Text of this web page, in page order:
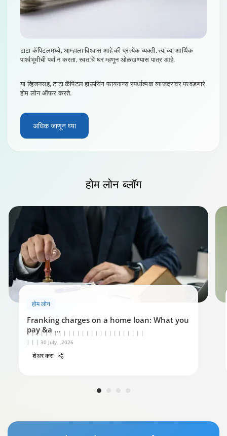
टाटा कॅपिटलमध्ये, आम्हाला विश्वास आहे की प्रत्येक व्यक्ती, त्यांच्या आर्थिक
पार्श्वभूमीची पर्वा न करता, स्वत:चे घर म्हणून ओळखण्यास पात्र आहे.
या व्हिजनसह, टाटा कॅपिटल हाऊसिंग फायनान्स स्पर्धात्मक व्याजदरावर परवडणारे
होम लोन ऑफर करते.
अधिक जाणून घ्या
होम लोनब्लॉग
होम लोन
Franking charges on a home loan: What you
pay &a ...
| | | | | | | | | | | | | | | | | | | | | | | | | |
| | | 30 July, ,2026
शेअर करा